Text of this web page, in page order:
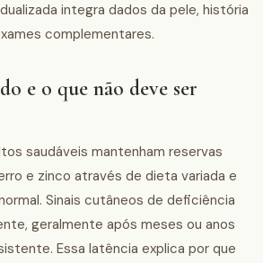
integra dados da pele, história
complementares.
e o que não deve ser
saudáveis mantenham reservas
e zinco através de dieta variada e
Sinais cutâneos de deficiência
geralmente após meses ou anos
Essa latência explica por que